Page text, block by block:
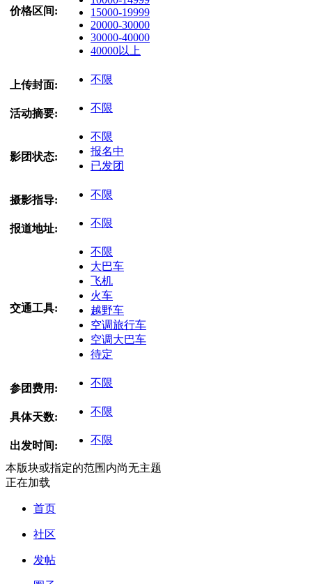
价格区间:
15000-19999
20000-30000
30000-40000
40000以上
上传封面: 不限
活动摘要: 不限
影团状态:
不限
报名中
已发团
摄影指导: 不限
报道地址: 不限
交通工具:
不限
大巴车
飞机
火车
越野车
空调旅行车
空调大巴车
待定
参团费用: 不限
具体天数: 不限
出发时间: 不限
本版块或指定的范围内尚无主题
正在加载
首页
社区
发帖